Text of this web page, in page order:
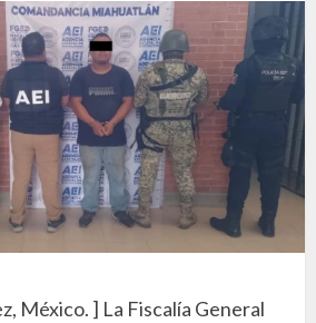
México. ] La Fiscalía General